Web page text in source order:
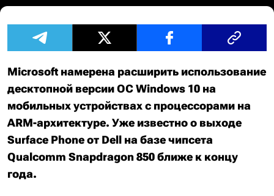
Microsoft намерена расширить использование
десктопной версии ОС Windows 10 на
мобильных устройствах с процессорами на
ARM-архитектуре. Уже известно о выходе
Surface Phone от Dell на базе чипсета
Qualcomm Snapdragon 850 ближе к концу
года.